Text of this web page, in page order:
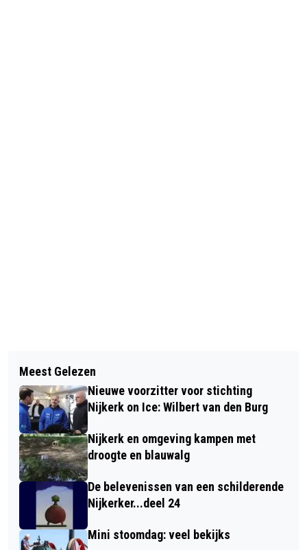
ER LIGGEN NOG 13 TROUWRINGEN BIJ
HET ST JANSDAL
OPENING SLEEPBOOTDAGEN ZONNIG
(VIDEO)
Meest Gelezen
Nieuwe voorzitter voor stichting
Nijkerk on Ice: Wilbert van den Burg
Nijkerk en omgeving kampen met
droogte en blauwalg
De belevenissen van een schilderende
Nijkerker...deel 24
Mini stoomdag: veel bekijks